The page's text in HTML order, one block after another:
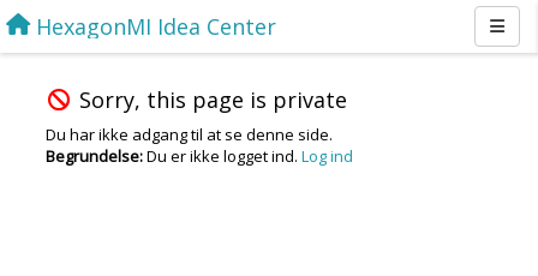
HexagonMI Idea Center
Sorry, this page is private
Du har ikke adgang til at se denne side.
Begrundelse:Du er ikke logget ind. Log ind